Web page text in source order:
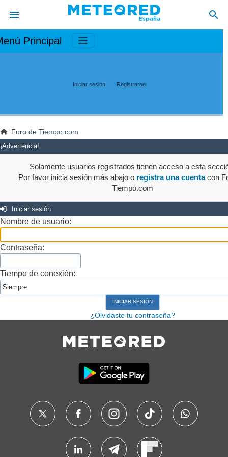
Principal
Iniciar sesión Registrarse
Foro de Tiempo.com
¡Advertencia!
Solamente usuarios registrados tienen acceso a esta
Por favor inicia sesión más abajo o registra una cuentacon
Tiempo.com
Iniciar sesión
Nombre de usuario:
Contraseña:
Tiempo de conexión:
¿Olvidaste tu contraseña?